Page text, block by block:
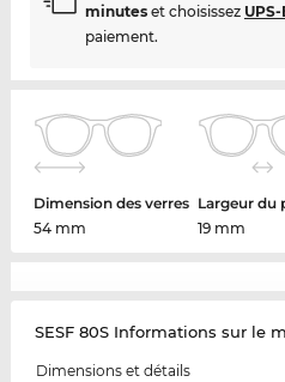
minuteset choisissez
paiement.
Dimension des verres
54 mm
Largeur du
19 mm
SESF 80S Informations sur le
Dimensions et détails